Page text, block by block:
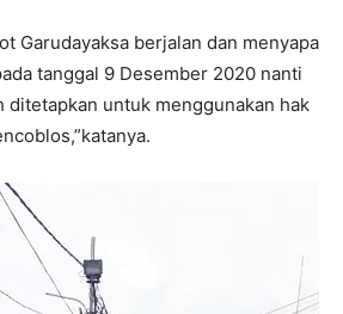
Garudayaksa berjalan dan menyapa
tanggal 9 Desember 2020 nanti
ditetapkan untuk menggunakan hak